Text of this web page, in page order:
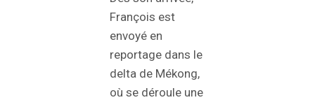
François est
envoyé en
reportage dans le
delta de Mékong,
où se déroule une